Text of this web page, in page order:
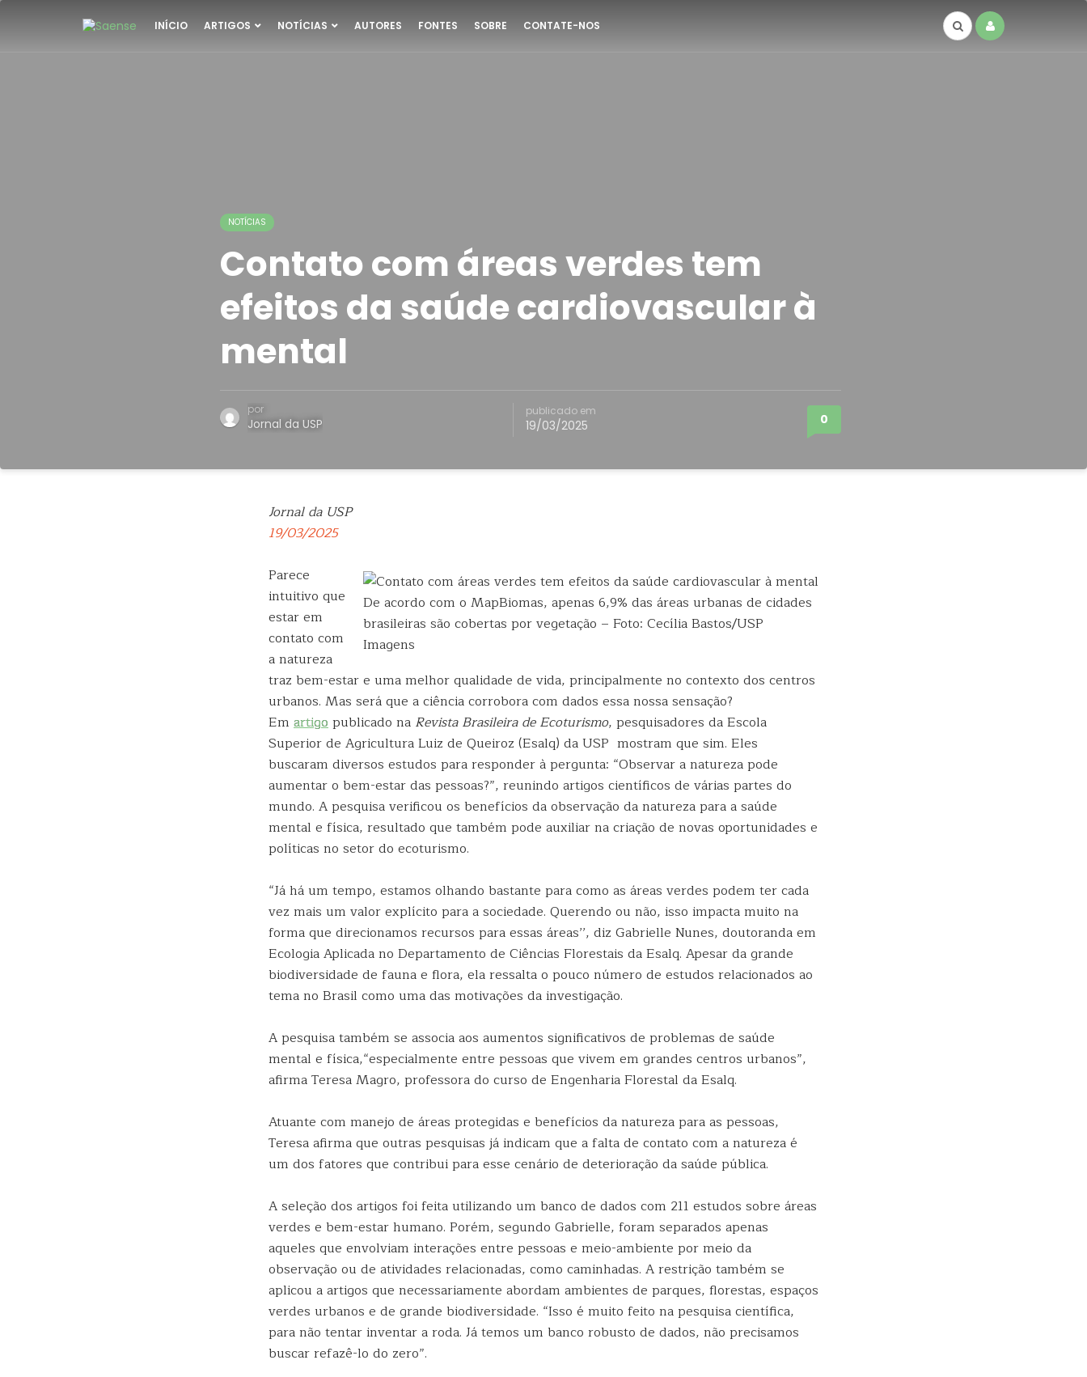
INÍCIO ARTIGOS NOTÍCIAS AUTORES FONTES SOBRE CONTATE-NOS
NOTÍCIAS
Contato com áreas verdes tem
efeitos da saúde cardiovascular à
mental
por
Jornal da USP
publicado em
19/03/2025 0
Jornal da USP
19/03/2025
De acordo com o MapBiomas, apenas 6,9% das áreas urbanas de cidades
brasileiras são cobertas por vegetação – Foto: Cecília Bastos/USP
Imagens
Parece
intuitivo que
estar em
contato com
a natureza
traz bem-estar e uma melhor qualidade de vida, principalmente no contexto dos centros
urbanos. Mas será que a ciência corrobora com dados essa nossa sensação?
Em artigopublicado na Revista Brasileira de Ecoturismo, pesquisadores da Escola
Superior de Agricultura Luiz de Queiroz (Esalq) da USP mostram que sim. Eles
buscaram diversos estudos para responder à pergunta: “Observar a natureza pode
aumentar o bem-estar das pessoas?”, reunindo artigos científicos de várias partes do
mundo. A pesquisa verificou os benefícios da observação da natureza para a saúde
mental e física, resultado que também pode auxiliar na criação de novas oportunidades e
políticas no setor do ecoturismo.
“Já há um tempo, estamos olhando bastante para como as áreas verdes podem ter cada
vez mais um valor explícito para a sociedade. Querendo ou não, isso impacta muito na
forma que direcionamos recursos para essas áreas’’, diz Gabrielle Nunes, doutoranda em
Ecologia Aplicada no Departamento de Ciências Florestais da Esalq. Apesar da grande
biodiversidade de fauna e flora, ela ressalta o pouco número de estudos relacionados ao
tema no Brasil como uma das motivações da investigação.
A pesquisa também se associa aos aumentos significativos de problemas de saúde
mental e física,“especialmente entre pessoas que vivem em grandes centros urbanos”,
afirma Teresa Magro, professora do curso de Engenharia Florestal da Esalq.
Atuante com manejo de áreas protegidas e benefícios da natureza para as pessoas,
Teresa afirma que outras pesquisas já indicam que a falta de contato com a natureza é
um dos fatores que contribui para esse cenário de deterioração da saúde pública.
A seleção dos artigos foi feita utilizando um banco de dados com 211 estudos sobre áreas
verdes e bem-estar humano. Porém, segundo Gabrielle, foram separados apenas
aqueles que envolviam interações entre pessoas e meio-ambiente por meio da
observação ou de atividades relacionadas, como caminhadas. A restrição também se
aplicou a artigos que necessariamente abordam ambientes de parques, florestas, espaços
verdes urbanos e de grande biodiversidade. “Isso é muito feito na pesquisa científica,
para não tentar inventar a roda. Já temos um banco robusto de dados, não precisamos
buscar refazê-lo do zero”.